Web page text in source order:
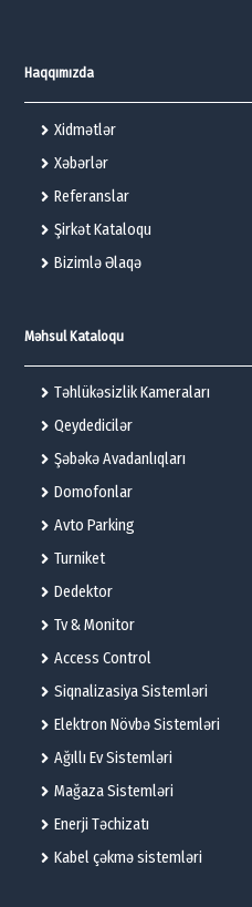
Haqqımızda
Xidmətlər
Xəbərlər
Referanslar
Şirkət Kataloqu
Bizimlə Əlaqə
Məhsul Kataloqu
Təhlükəsizlik Kameraları
Qeydedicilər
Şəbəkə Avadanlıqları
Domofonlar
Avto Parking
Turniket
Dedektor
Tv & Monitor
Access Control
Siqnalizasiya Sistemləri
Elektron Növbə Sistemləri
Ağıllı Ev Sistemləri
Mağaza Sistemləri
Enerji Təchizatı
Kabel çəkmə sistemləri